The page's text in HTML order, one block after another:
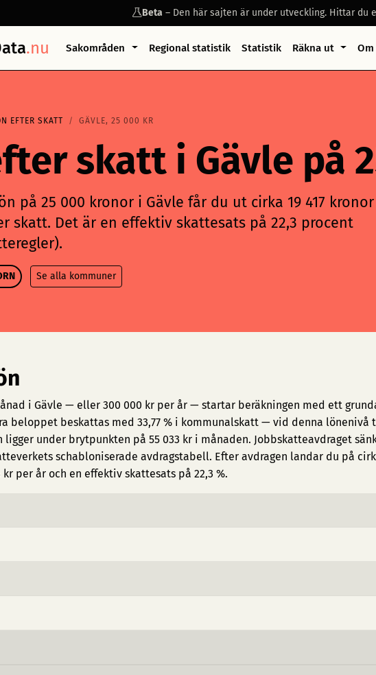
Beta– Den här sajten är under utveckling. Hittar du
.nu Sakområden Regional statistik Statistik Räkna ut
EFTER SKATT GÄVLE, 25 000 KR
skatt i Gävle på
på 25 000 kronor i Gävle får du ut cirka 19 417
skatt. Det är en effektiv skattesats på 22,3 procent
Se alla kommuner
i Gävle — eller 300 000 kr per år — startar beräkningen med ett
beloppet beskattas med 33,77 % i kommunalskatt — vid denna lönenivå
under brytpunkten på 55 033 kr i månaden. Jobbskatteavdraget
schabloniserade avdragstabell. Efter avdragen landar du på
per år och en effektiv skattesats på 22,3 %.